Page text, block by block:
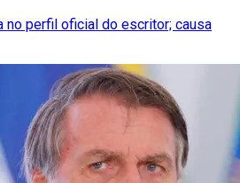
no perfil oficial do escritor; causa